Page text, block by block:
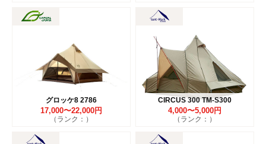
グロッケ8 2786
17,000〜22,000円
（ランク：）
CIRCUS 300 TM-S300
4,000〜5,000円
（ランク：）